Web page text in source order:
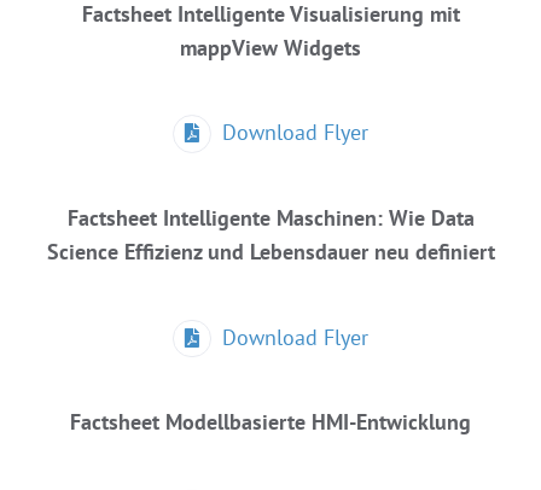
Factsheet Intelligente Visualisierung mit
mappView Widgets
Download Flyer
Factsheet Intelligente Maschinen: Wie Data
Science Effizienz und Lebensdauer neu definiert
Download Flyer
Factsheet Modellbasierte HMI-Entwicklung